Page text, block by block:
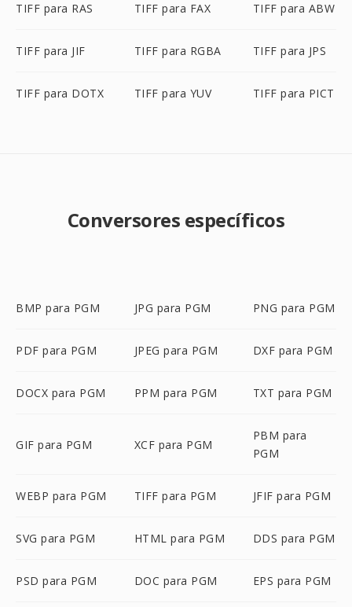
TIFF para RAS TIFF para FAX TIFF para ABW
TIFF para JIF TIFF para RGBA TIFF para JPS
TIFF para DOTX TIFF para YUV TIFF para PICT
Conversores específicos
BMP para PGM JPG para PGM PNG para PGM
PDF para PGM JPEG para PGM DXF para PGM
DOCX para PGM PPM para PGM TXT para PGM
GIF para PGM XCF para PGM
PBM para
PGM
WEBP para PGM TIFF para PGM JFIF para PGM
SVG para PGM HTML para PGM DDS para PGM
PSD para PGM DOC para PGM EPS para PGM